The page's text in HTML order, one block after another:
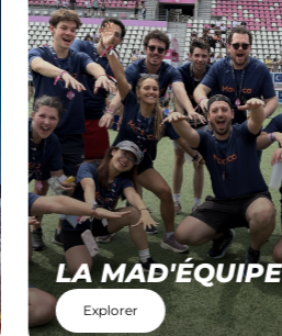
LA MAD'ÉQUIPE
Explorer